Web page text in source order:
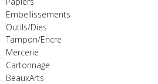
Embellissements
Outils/Dies
Tampon/Encre
Mercerie
Cartonnage
BeauxArts